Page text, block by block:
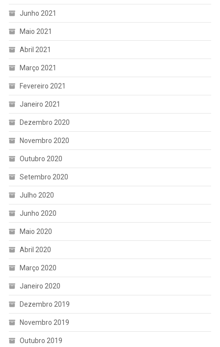
Junho 2021
Maio 2021
Abril 2021
Março 2021
Fevereiro 2021
Janeiro 2021
Dezembro 2020
Novembro 2020
Outubro 2020
Setembro 2020
Julho 2020
Junho 2020
Maio 2020
Abril 2020
Março 2020
Janeiro 2020
Dezembro 2019
Novembro 2019
Outubro 2019